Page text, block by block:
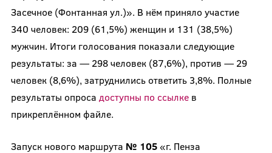
Засечное (Фонтанная ул.)». В нём приняло участие
340 человек: 209 (61,5%) женщин и 131 (38,5%)
мужчин. Итоги голосования показали следующие
результаты: за — 298 человек (87,6%), против — 29
человек (8,6%), затруднились ответить 3,8%. Полные
результаты опроса доступны по ссылкев
прикреплённом файле.
Запуск нового маршрута № 105«г. Пенза